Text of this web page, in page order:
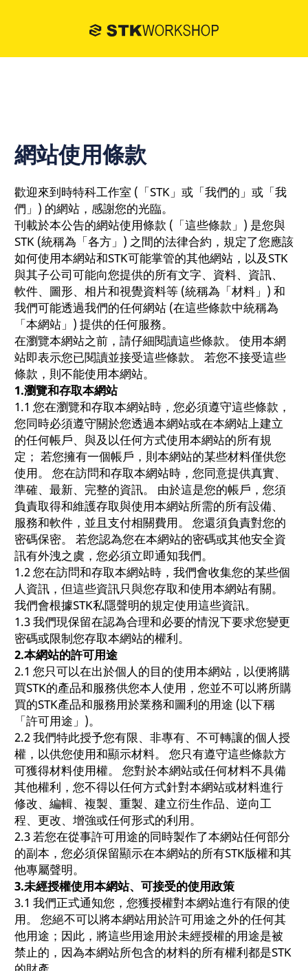
網站使用條款
歡迎來到時特科工作室 (「STK」或「我們的」或「我
們」) 的網站，感謝您的光臨。
刊載於本公告的網站使用條款 (「這些條款」) 是您與
STK (統稱為「各方」) 之間的法律合約，規定了您應該
如何使用本網站和STK可能掌管的其他網站，以及STK
與其子公司可能向您提供的所有文字、資料、資訊、
軟件、圖形、相片和視覺資料等 (統稱為「材料」) 和
我們可能透過我們的任何網站 (在這些條款中統稱為
「本網站」) 提供的任何服務。
在瀏覽本網站之前，請仔細閱讀這些條款。 使用本網
站即表示您已閱讀並接受這些條款。 若您不接受這些
條款，則不能使用本網站。
1.瀏覽和存取本網站
1.1 您在瀏覽和存取本網站時，您必須遵守這些條款，
您同時必須遵守關於您透過本網站或在本網站上建立
的任何帳戶、與及以任何方式使用本網站的所有規
定； 若您擁有一個帳戶，則本網站的某些材料僅供您
使用。 您在訪問和存取本網站時，您同意提供真實、
準確、最新、完整的資訊。 由於這是您的帳戶，您須
負責取得和維護存取與使用本網站所需的所有設備、
服務和軟件，並且支付相關費用。 您還須負責對您的
密碼保密。 若您認為您在本網站的密碼或其他安全資
訊有外洩之虞，您必須立即通知我們。
1.2 您在訪問和存取本網站時，我們會收集您的某些個
人資訊，但這些資訊只與您存取和使用本網站有關。
我們會根據STK私隱聲明的規定使用這些資訊。
1.3 我們現保留在認為合理和必要的情況下要求您變更
密碼或限制您存取本網站的權利。
2.本網站的許可用途
2.1 您只可以在出於個人的目的使用本網站，以便將購
買STK的產品和服務供您本人使用，您並不可以將所購
買的STK產品和服務用於業務和圖利的用途 (以下稱
「許可用途」)。
2.2 我們特此授予您有限、非專有、不可轉讓的個人授
權，以供您使用和顯示材料。 您只有遵守這些條款方
可獲得材料使用權。 您對於本網站或任何材料不具備
其他權利，您不得以任何方式針對本網站或材料進行
修改、編輯、複製、重製、建立衍生作品、逆向工
程、更改、增強或任何形式的利用。
2.3 若您在從事許可用途的同時製作了本網站任何部分
的副本，您必須保留顯示在本網站的所有STK版權和其
他專屬聲明。
3.未經授權使用本網站、可接受的使用政策
3.1 我們正式通知您，您獲授權對本網站進行有限的使
用。 您絕不可以將本網站用於許可用途之外的任何其
他用途；因此，將這些用途用於未經授權的用途是被
禁止的，因為本網站所包含的材料的所有權利都是STK